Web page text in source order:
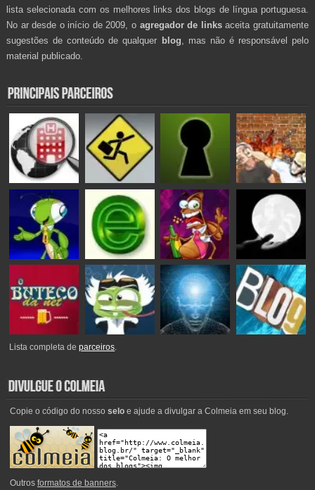
lista selecionada com os melhores links dos blogs de língua portuguesa.
No ar desde o início de 2009, o agregador de linksaceita gratuitamente
sugestões de conteúdo de qualquer blog , mas não é responsável pelo
material publicado.
Lista completa deparceiros.
Copie o código do nosso seloe ajude a divulgar a Colmeia em seu blog.
Outros formatos de banners.